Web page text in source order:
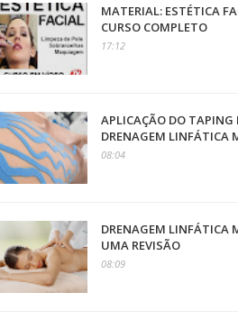
MATERIAL: ESTÉTICA
CURSO COMPLETO
17:12
APLICAÇÃO DO TAPING
DRENAGEM LINFÁTICA
08:04
DRENAGEM LINFÁTICA
UMA REVISÃO
08:09